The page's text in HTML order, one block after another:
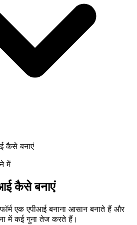
कैसे बनाएं
में
कैसे बनाएं
एक एपीआई बनाना आसान बनाते हैं और
में कई गुना तेज करते हैं।